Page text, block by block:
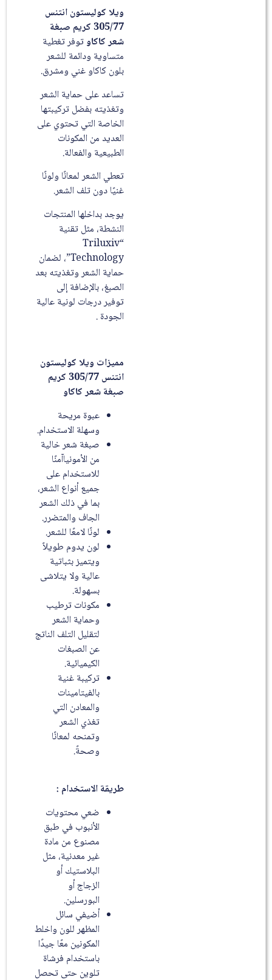
ويلا كوليستون انتنس
305/77 كريم صبغة
شعر كاكاوتوفر تغطية
متساوية ودائمة للشعر
بلون كاكاو غني ومشرق.
تساعد على حماية الشعر
وتغذيته بفضل تركيبتها
الخاصة التي تحتوي على
العديد من المكونات
الطبيعية والفعالة.
تعطي الشعر لمعانًا ولونًا
غنيًا دون تلف الشعر.
يوجد بداخلها المنتجات
النشطة، مثل تقنية
“Triluxiv
Technology”، لضمان
حماية الشعر وتغذيته بعد
الصبغ، بالإضافة إلى
توفير درجات لونية عالية
الجودة .
مميزات ويلا كوليستون
انتنس 305/77 كريم
صبغة شعر كاكاو
عبوة مريحة
وسهلة الاستخدام.
صبغة شعر خالية
من الأمونياآمنًا
للاستخدام على
جميع أنواع الشعر،
بما في ذلك الشعر
الجاف والمتضرر.
لونًا لامعًا للشعر.
لون يدوم طويلاً
ويتميز بثباتية
عالية ولا يتلاشى
بسهولة.
مكونات ترطيب
وحماية الشعر
لتقليل التلف الناتج
عن الصبغات
الكيميائية.
تركيبة غنية
بالفيتامينات
والمعادن التي
تغذي الشعر
وتمنحه لمعانًا
وصحةً.
طريقة الاستخدام :
ضعي محتويات
الأنبوب في طبق
مصنوع من مادة
غير معدنية، مثل
البلاستيك أو
الزجاج أو
البورسلين.
أضيفي سائل
المظهر للون واخلط
المكونين معًا جيدًا
باستخدام فرشاة
تلوين حتى تحصل